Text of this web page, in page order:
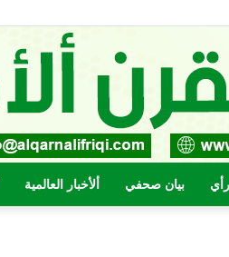
ألأخبار العالمية بيان صحفي